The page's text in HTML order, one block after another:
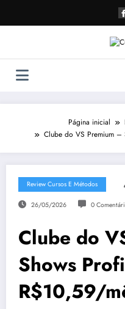
o
Página inicial
Clube do VS Premium –
Review Cursos E Métodos
26/05/2026 0
Clube do
Shows
R$10,59/